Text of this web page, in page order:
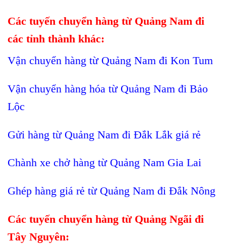
Các tuyến chuyển hàng từ Quảng Nam đi
các tỉnh thành khác:
Vận chuyển hàng từ Quảng Nam đi Kon Tum
Vận chuyển hàng hóa từ Quảng Nam đi Bảo
Lộc
Gửi hàng từ Quảng Nam đi Đắk Lắk giá rẻ
Chành xe chở hàng từ Quảng Nam Gia Lai
Ghép hàng giá rẻ từ Quảng Nam đi Đắk Nông
Các tuyến chuyển hàng từ Quảng Ngãi đi
Tây Nguyên: